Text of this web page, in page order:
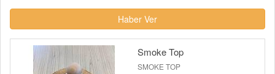
Haber Ver
Smoke Top
SMOKE TOP